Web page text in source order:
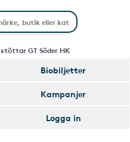
GT Söder HK
Biobiljetter
Kampanjer
Logga in